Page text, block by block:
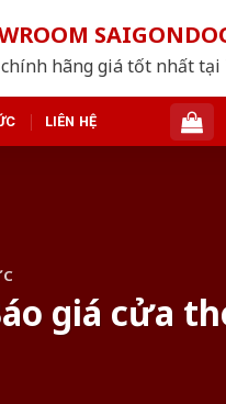
hãng giá tốt nhất tại
LIÊN HỆ
giá cửa